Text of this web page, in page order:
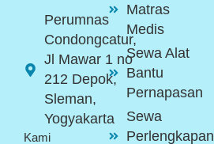
Perumnas
Condongcatur,
Jl Mawar 1 no
212 Depok,
Sleman,
Yogyakarta
Kami
Matras
Medis
Sewa Alat
Bantu
Pernapasan
Sewa
Perlengkapan